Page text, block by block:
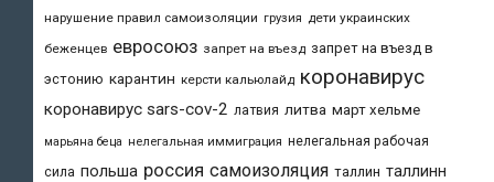
нарушение правил самоизоляции грузия дети украинских
беженцев евросоюз запрет на въезд запрет на въезд в
эстонию карантин керсти кальюлайд коронавирус
коронавирус sars-cov-2 латвия литва март хельме
марьяна беца нелегальная иммиграция нелегальная рабочая
сила польша россия самоизоляция таллин таллинн